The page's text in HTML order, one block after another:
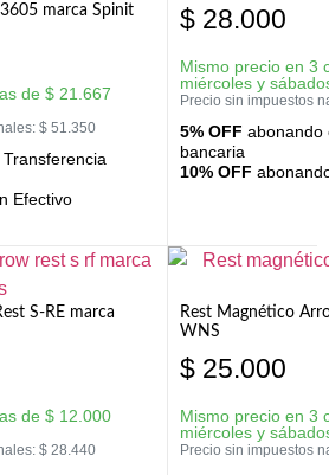
marca Spinit
de $ 21.667
$ 51.350
Efectivo
$ 28.000
Mismo precio en 3
miércoles y
Precio sin impuestos
5% OFF abonando
bancaria
10% OFF
S-RE marca
de $ 12.000
$ 28.440
Rest Magnético
WNS
$ 25.000
Mismo precio en 3
miércoles y
Precio sin impuestos